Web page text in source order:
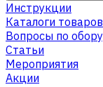
Инструкции
Каталоги товаров
Вопросы по
Статьи
Мероприятия
Акции